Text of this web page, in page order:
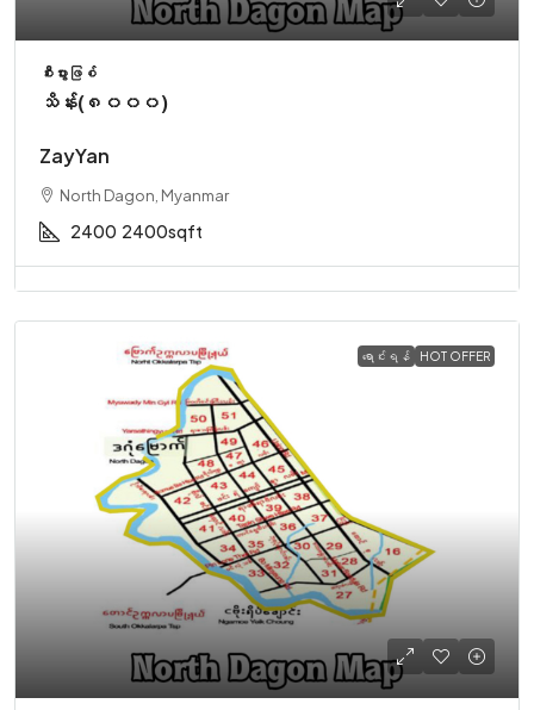
စီးပွားဖြစ်
သိန်း(၈၀၀၀)
ZayYan
North Dagon, Myanmar
2400 2400sqft
ရောင်းရန် HOT OFFER